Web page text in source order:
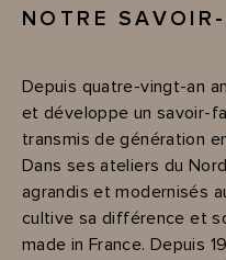
NOTRE SAVOIR-
Depuis quatre-vingt-an
et développe un savoir-
transmis de génération
Dans ses ateliers du
agrandis et modernisés
cultive sa différence et
made in France. Depuis